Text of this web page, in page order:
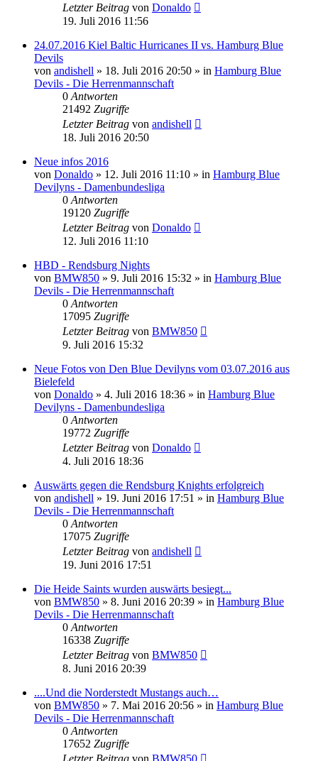
Letzter Beitrag von Donaldo
19. Juli 2016 11:56
24.07.2016 Kiel Baltic Hurricanes II vs. Hamburg Blue
Devils
von andishell » 18. Juli 2016 20:50 » in Hamburg Blue
Devils - Die Herrenmannschaft
0 Antworten
21492 Zugriffe
Letzter Beitrag von andishell
18. Juli 2016 20:50
Neue infos 2016
von Donaldo » 12. Juli 2016 11:10 » in Hamburg Blue
Devilyns - Damenbundesliga
0 Antworten
19120 Zugriffe
Letzter Beitrag von Donaldo
12. Juli 2016 11:10
HBD - Rendsburg Nights
von BMW850 » 9. Juli 2016 15:32 » in Hamburg Blue
Devils - Die Herrenmannschaft
0 Antworten
17095 Zugriffe
Letzter Beitrag von BMW850
9. Juli 2016 15:32
Neue Fotos von Den Blue Devilyns vom 03.07.2016 aus
Bielefeld
von Donaldo » 4. Juli 2016 18:36 » in Hamburg Blue
Devilyns - Damenbundesliga
0 Antworten
19772 Zugriffe
Letzter Beitrag von Donaldo
4. Juli 2016 18:36
Auswärts gegen die Rendsburg Knights erfolgreich
von andishell » 19. Juni 2016 17:51 » in Hamburg Blue
Devils - Die Herrenmannschaft
0 Antworten
17075 Zugriffe
Letzter Beitrag von andishell
19. Juni 2016 17:51
Die Heide Saints wurden auswärts besiegt...
von BMW850 » 8. Juni 2016 20:39 » in Hamburg Blue
Devils - Die Herrenmannschaft
0 Antworten
16338 Zugriffe
Letzter Beitrag von BMW850
8. Juni 2016 20:39
....Und die Norderstedt Mustangs auch…
von BMW850 » 7. Mai 2016 20:56 » in Hamburg Blue
Devils - Die Herrenmannschaft
0 Antworten
17652 Zugriffe
Letzter Beitrag von BMW850